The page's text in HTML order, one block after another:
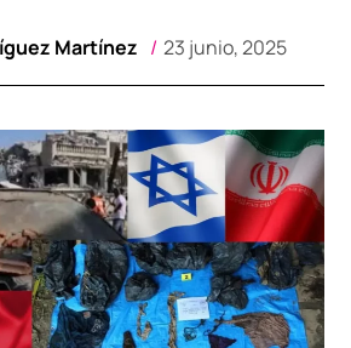
Martínez 23 junio, 2025